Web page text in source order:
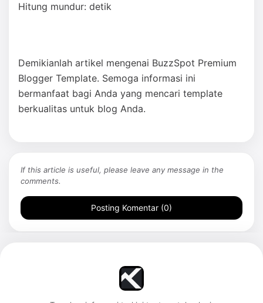
Hitung mundur: detik
Demikianlah artikel mengenai BuzzSpot Premium
Blogger Template. Semoga informasi ini
bermanfaat bagi Anda yang mencari template
berkualitas untuk blog Anda.
If this article is useful, please leave any message in the
comments.
Posting Komentar (0)